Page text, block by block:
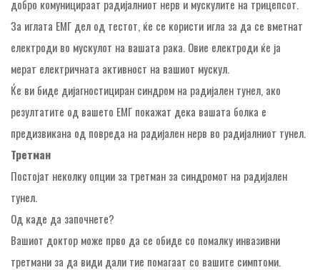
добро комуницираат радијалниот нерв и мускулите на трицепсот.
За иглата ЕМГ дел од тестот, ќе се користи игла за да се вметнат
електроди во мускулот на вашата рака. Овие електроди ќе ја
мерат електричната активност на вашиот мускул.
Ќе ви биде дијагностициран синдром на радијален тунел, ако
резултатите од вашето ЕМГ покажат дека вашата болка е
предизвикана од повреда на радијален нерв во радијалниот тунел.
Третман
Постојат неколку опции за третман за синдромот на радијален
тунел.
Од каде да започнете?
Вашиот доктор може прво да се обиде со помалку инвазивни
третмани за да види дали тие помагаат со вашите симптоми.